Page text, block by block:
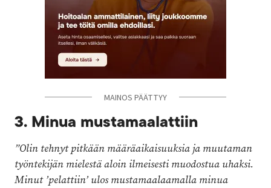
MAINOS PÄÄTTYY
MAINOS PÄÄTTYY
3. Minua mustamaalattiin
”Olin tehnyt pitkään määräaikaisuuksia ja muutaman
työntekijän mielestä aloin ilmeisesti muodostua uhaksi.
Minut ’pelattiin’ ulos mustamaalaamalla minua